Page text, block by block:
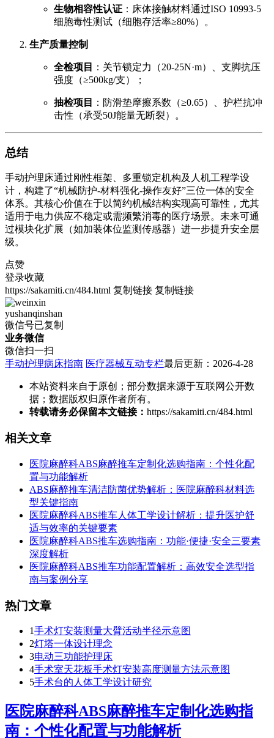
生物相容性认证 ：床体接触材料通过ISO 10993-5
细胞毒性测试（细胞存活率≥80%）。
生产质量控制
全检项目
：关节锁定力（20-25N·m）、支脚抗压
强度（≥500kg/支）；
抽检项目
：防滑垫摩擦系数（≥0.65）、护栏抗冲
击性（承受50J能量无断裂）。
总结
手动护理床通过刚性框架、多重锁定机构及人机工程学设
计，构建了“机械防护-材料强化-操作友好”三位一体的安全
体系。其核心价值在于以简约机械结构实现高可靠性，尤其
适用于电力供应不稳定或需频繁消毒的医疗场景。未来可通
过模块化扩展（如加装体位监测传感器）进一步提升安全层
级。
点赞
登录收藏
https://sakamiti.cn/484.html 复制链接 复制链接
yushanqinshan
微信号已复制
业务微信
微信扫一扫
手动护理病床指南 医疗器械互动专栏最后更新：2026-4-28
本站资料来自于原创；部分数据来源于互联网公开数
据；数据版权归原作者所有。
转载请务必保留本文链接： https://sakamiti.cn/484.html
相关文章
医院麻醉科ABS麻醉推车定制化选购指南：个性化配
置与功能解析
ABS麻醉推车清洁防菌优势解析：医院麻醉科材料选
型关键指南
医院麻醉科ABS推车人体工学设计解析：提升医护舒
适与效率的关键要素
医院麻醉科ABS推车选购指南：功能·便捷·安全三要素
深度解析
医院麻醉科ABS推车功能配置解析：高效安全选型指
南与案例分享
热门文章
1手术灯安装测量大臂活动半径示意图
2灯塔一体设计理念
3电动三功能护理床
4手术室天花板手术灯安装高度测量方法示意图
5手术台的人体工学设计研究
医院麻醉科ABS麻醉推车定制化选购指
南：个性化配置与功能解析